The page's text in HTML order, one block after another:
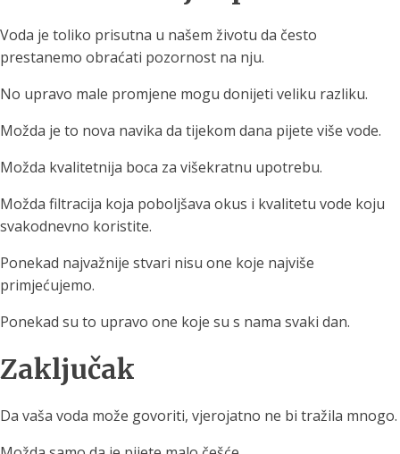
Voda je toliko prisutna u našem životu da često
prestanemo obraćati pozornost na nju.
No upravo male promjene mogu donijeti veliku razliku.
Možda je to nova navika da tijekom dana pijete više vode.
Možda kvalitetnija boca za višekratnu upotrebu.
Možda filtracija koja poboljšava okus i kvalitetu vode koju
svakodnevno koristite.
Ponekad najvažnije stvari nisu one koje najviše
primjećujemo.
Ponekad su to upravo one koje su s nama svaki dan.
Zaključak
Da vaša voda može govoriti, vjerojatno ne bi tražila mnogo.